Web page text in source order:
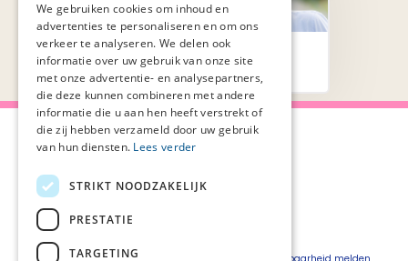
Richtlijnen
Over Palliaweb
Over PZNL
Privacyverklaring
We gebruiken cookies om inhoud en
advertenties te personaliseren en om ons
verkeer te analyseren. We delen ook
informatie over uw gebruik van onze site
met onze advertentie- en analysepartners,
die deze kunnen combineren met andere
informatie die u aan hen heeft verstrekt of
die zij hebben verzameld door uw gebruik
van hun diensten. Lees verder
STRIKT NOODZAKELIJK
PRESTATIE
TARGETING